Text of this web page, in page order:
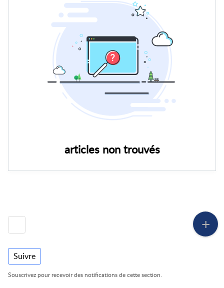
articles non trouvés
Suivre
Souscrivez pour recevoir des notifications de cette section.